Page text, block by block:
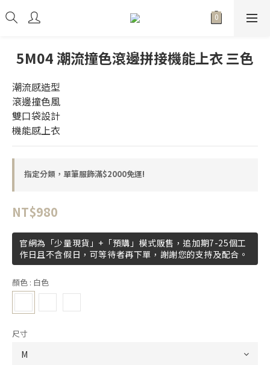
5M04 潮流撞色滾邊拼接機能上衣 三色
潮流感造型
滾邊撞色風
雙口袋設計
機能感上衣
指定分類，單筆服飾滿$2000免運!
NT$980
官網為「少量現貨」+「預購」模式販售，追加期7-25個工
作日且不含假日，可等待者再下單，謝謝您的支持及配合。
顏色 : 白色
尺寸